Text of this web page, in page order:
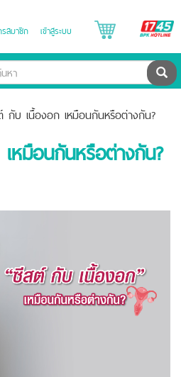
สมาชิก เข้าสู่ระบบ
ค้น
กับ เนื้องอก เหมือนกันหรือต่างกัน?
หมือนกันหรือต่างกัน?